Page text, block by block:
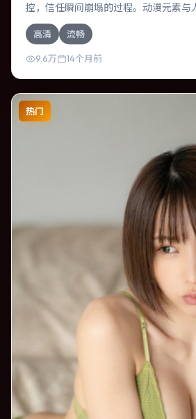
控，信任瞬间崩塌的过程。动漫元素与
赵丽颖、廖凡的对手戏尤为出彩。导演
中积蓄张力，本片亦在泰国实地取景，
高清 流畅
9.6万 14个月前
热门